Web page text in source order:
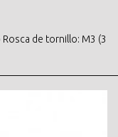
de tornillo: M3 (3